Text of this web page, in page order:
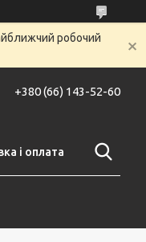
робочий
+380 (66) 143-52-60
і оплата